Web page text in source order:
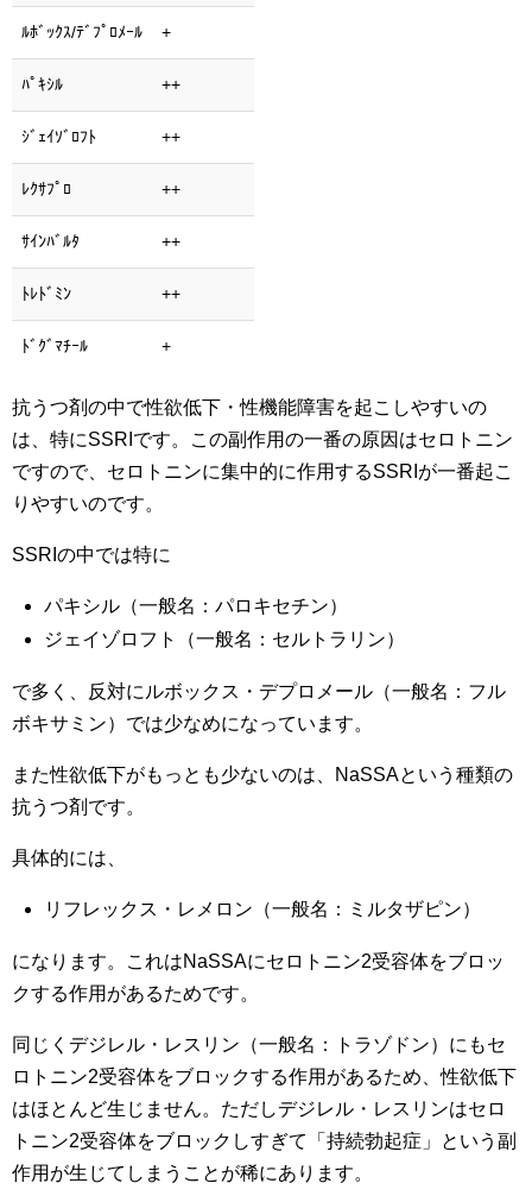
ﾙﾎﾞｯｸｽ/ﾃﾞﾌﾟﾛﾒｰﾙ +
ﾊﾟｷｼﾙ ++
ｼﾞｪｲｿﾞﾛﾌﾄ ++
ﾚｸｻﾌﾟﾛ ++
ｻｲﾝﾊﾞﾙﾀ ++
ﾄﾚﾄﾞﾐﾝ ++
ﾄﾞｸﾞﾏﾁｰﾙ +
抗うつ剤の中で性欲低下・性機能障害を起こしやすいの
は、特にSSRIです。この副作用の一番の原因はセロトニン
ですので、セロトニンに集中的に作用するSSRIが一番起こ
りやすいのです。
SSRIの中では特に
パキシル（一般名：パロキセチン）
ジェイゾロフト（一般名：セルトラリン）
で多く、反対にルボックス・デプロメール（一般名：フル
ボキサミン）では少なめになっています。
また性欲低下がもっとも少ないのは、NaSSAという種類の
抗うつ剤です。
具体的には、
リフレックス・レメロン（一般名：ミルタザピン）
になります。これはNaSSAにセロトニン2受容体をブロッ
クする作用があるためです。
同じくデジレル・レスリン（一般名：トラゾドン）にもセ
ロトニン2受容体をブロックする作用があるため、性欲低下
はほとんど生じません。ただしデジレル・レスリンはセロ
トニン2受容体をブロックしすぎて「持続勃起症」という副
作用が生じてしまうことが稀にあります。